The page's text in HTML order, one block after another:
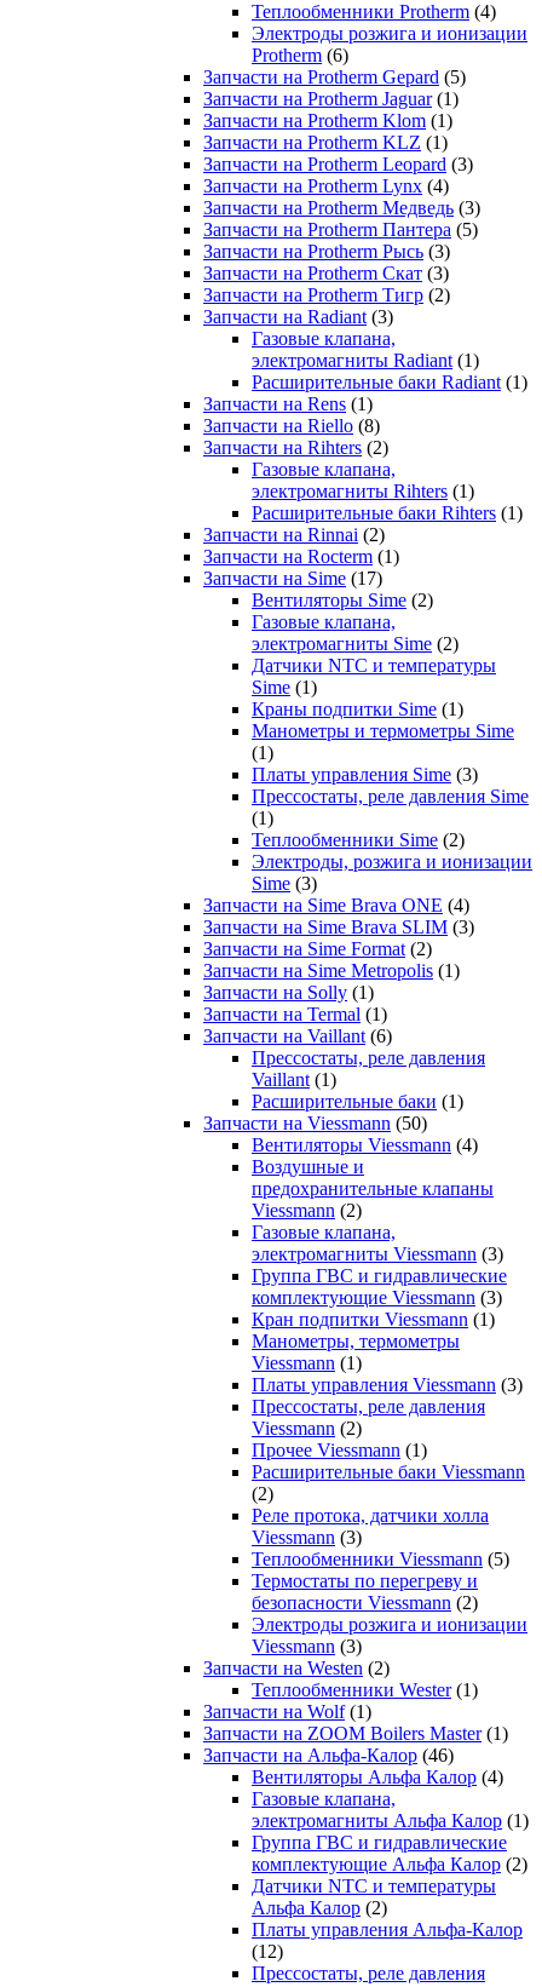
Теплообменники Protherm (4)
Электроды розжига и ионизации
Protherm (6)
Запчасти на Protherm Gepard (5)
Запчасти на Protherm Jaguar (1)
Запчасти на Protherm Klom (1)
Запчасти на Protherm KLZ (1)
Запчасти на Protherm Leopard (3)
Запчасти на Protherm Lynx (4)
Запчасти на Protherm Медведь (3)
Запчасти на Protherm Пантера (5)
Запчасти на Protherm Рысь (3)
Запчасти на Protherm Скат (3)
Запчасти на Protherm Тигр (2)
Запчасти на Radiant (3)
Газовые клапана,
электромагниты Radiant (1)
Расширительные баки Radiant (1)
Запчасти на Rens (1)
Запчасти на Riello (8)
Запчасти на Rihters (2)
Газовые клапана,
электромагниты Rihters (1)
Расширительные баки Rihters (1)
Запчасти на Rinnai (2)
Запчасти на Rocterm (1)
Запчасти на Sime (17)
Вентиляторы Sime (2)
Газовые клапана,
электромагниты Sime (2)
Датчики NTC и температуры
Sime (1)
Краны подпитки Sime (1)
Манометры и термометры Sime
(1)
Платы управления Sime (3)
Прессостаты, реле давления Sime
(1)
Теплообменники Sime (2)
Электроды, розжига и ионизации
Sime (3)
Запчасти на Sime Brava ONE (4)
Запчасти на Sime Brava SLIM (3)
Запчасти на Sime Format (2)
Запчасти на Sime Metropolis (1)
Запчасти на Solly (1)
Запчасти на Termal (1)
Запчасти на Vaillant (6)
Прессостаты, реле давления
Vaillant (1)
Расширительные баки (1)
Запчасти на Viessmann (50)
Вентиляторы Viessmann (4)
Воздушные и
предохранительные клапаны
Viessmann (2)
Газовые клапана,
электромагниты Viessmann (3)
Группа ГВС и гидравлические
комплектующие Viessmann (3)
Кран подпитки Viessmann (1)
Манометры, термометры
Viessmann (1)
Платы управления Viessmann (3)
Прессостаты, реле давления
Viessmann (2)
Прочее Viessmann (1)
Расширительные баки Viessmann
(2)
Реле протока, датчики холла
Viessmann (3)
Теплообменники Viessmann (5)
Термостаты по перегреву и
безопасности Viessmann (2)
Электроды розжига и ионизации
Viessmann (3)
Запчасти на Westen (2)
Теплообменники Wester (1)
Запчасти на Wolf (1)
Запчасти на ZOOM Boilers Master (1)
Запчасти на Альфа-Калор (46)
Вентиляторы Альфа Калор (4)
Газовые клапана,
электромагниты Альфа Калор (1)
Группа ГВС и гидравлические
комплектующие Альфа Калор (2)
Датчики NTC и температуры
Альфа Калор (2)
Платы управления Альфа-Калор
(12)
Прессостаты, реле давления